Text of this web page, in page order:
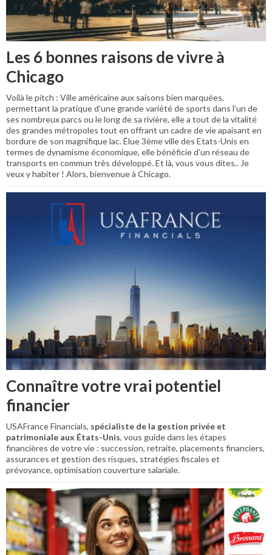
Les 6 bonnes raisons de vivre à
Chicago
Voilà le pitch : Ville américaine aux saisons bien marquées,
permettant la pratique d’une grande variété de sports dans l’un de
ses nombreux parcs ou le long de sa rivière, elle a tout de la vitalité
des grandes métropoles tout en offrant un cadre de vie apaisant en
bordure de son magnifique lac. Élue 3ème ville des Etats-Unis en
termes de dynamisme économique, elle bénéficie d’un réseau de
transports en commun très développé. Et là, vous vous dites.. Je
veux y habiter ! Alors, bienvenue à Chicago.
Connaître votre vrai potentiel
financier
USAFrance Financials, spécialiste de la gestion privée et
patrimoniale aux États-Unis, vous guide dans les étapes
financières de votre vie : succession, retraite, placements financiers,
assurances et gestion des risques, stratégies fiscales et
prévoyance, optimisation couverture salariale.